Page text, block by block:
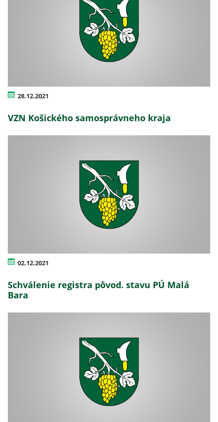
28.12.2021
VZN Košického samosprávneho kraja
02.12.2021
Schválenie registra pôvod. stavu PÚ Malá
Bara